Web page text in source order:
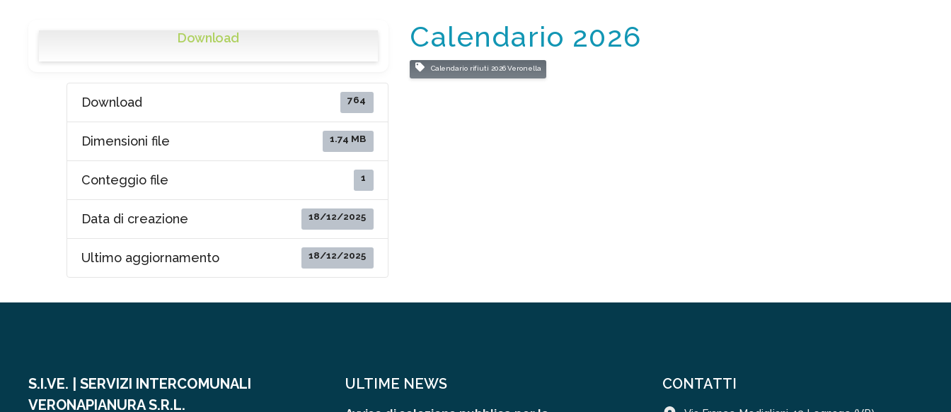
Download
Download 764
Dimensioni file 1.74 MB
Conteggio file 1
Data di creazione 18/12/2025
Ultimo aggiornamento 18/12/2025
Calendario 2026
Calendario rifiuti 2026 Veronella
S.I.VE. | SERVIZI INTERCOMUNALI
VERONAPIANURA S.R.L.
ULTIME NEWS CONTATTI